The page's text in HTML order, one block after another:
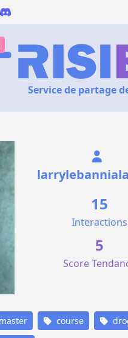
Service de partage
15
Interactions
5
Score
master course